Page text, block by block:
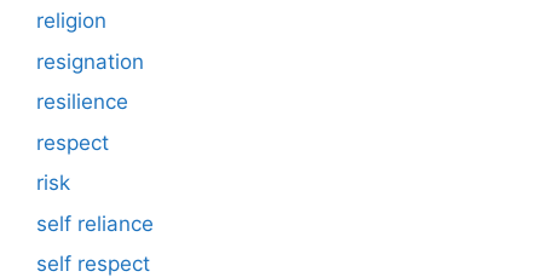
religion
resignation
resilience
respect
risk
self reliance
self respect